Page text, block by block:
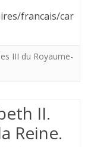
nous
IIIl
francais/car
III du Royaume-
II.
Reine.